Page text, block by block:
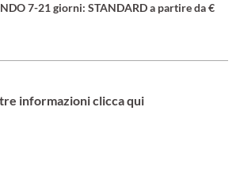
7-21 giorni: STANDARD a partire da €
informazioni clicca qui